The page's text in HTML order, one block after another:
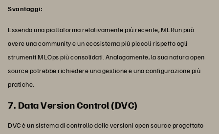
Svantaggi:
Essendo una piattaforma relativamente più recente, MLRun può
avere una community e un ecosistema più piccoli rispetto agli
strumenti MLOps più consolidati. Analogamente, la sua natura open
source potrebbe richiedere una gestione e una configurazione più
pratiche.
7. Data Version Control (DVC)
DVC è un sistema di controllo delle versioni open source progettato